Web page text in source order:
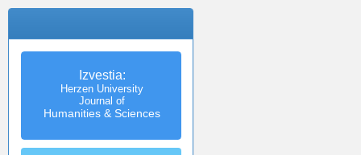
Izvestia:
Herzen University
Journal of
Humanities & Sciences